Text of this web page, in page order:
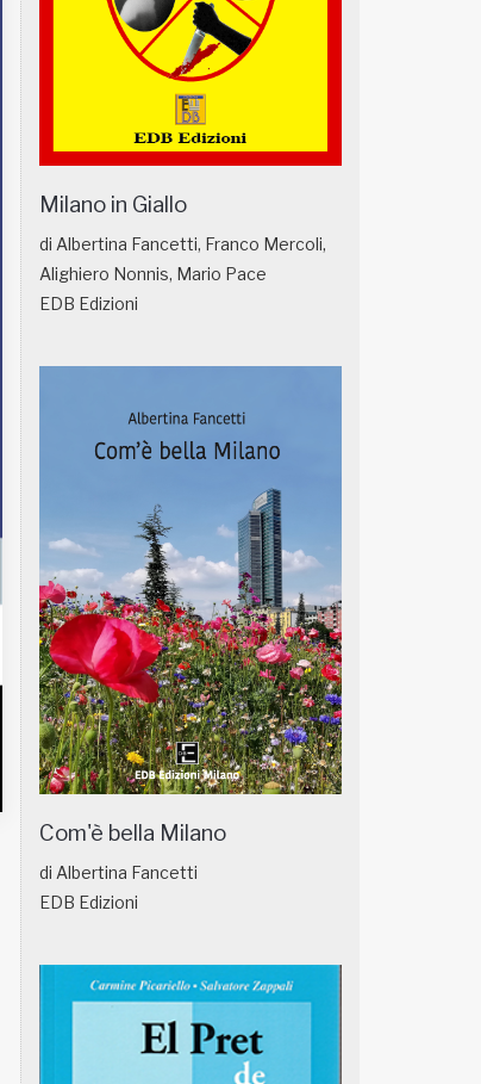
Milano in Giallo
di Albertina Fancetti, Franco Mercoli,
Alighiero Nonnis, Mario Pace
EDB Edizioni
Com'è bella Milano
di Albertina Fancetti
EDB Edizioni